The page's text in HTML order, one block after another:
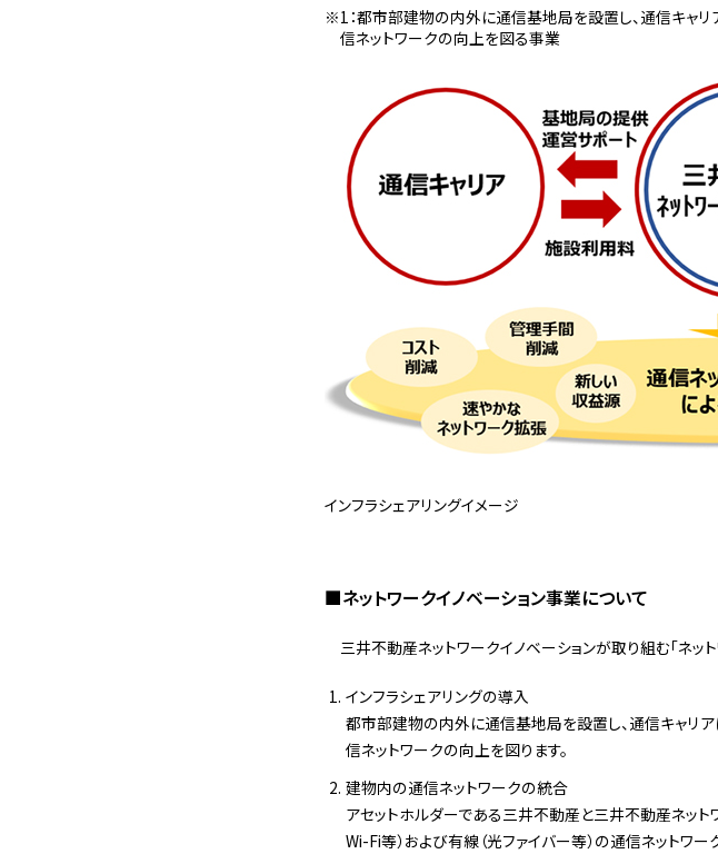
1：都市部建物の内外に通信基地局を設置し、通信キャ
信ネットワークの向上を図る事業
インフラシェアリングイメージ
■ネットワークイノベーション事業について
三井不動産ネットワークイノベーションが取り組む「ネッ
インフラシェアリングの導入
都市部建物の内外に通信基地局を設置し、通信キャリ
信ネットワークの向上を図ります。
建物内の通信ネットワークの統合
アセットホルダーである三井不動産と三井不動産ネット
Wi-Fi等）および有線（光ファイバー等）の通信ネットワ